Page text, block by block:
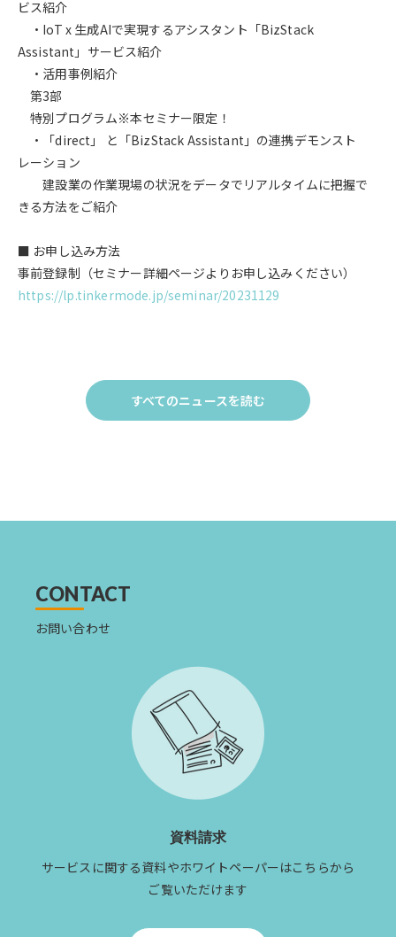
ビス紹介
・IoT x 生成AIで実現するアシスタント「BizStack
Assistant」サービス紹介
・活用事例紹介
第3部
特別プログラム※本セミナー限定！
・「direct」 と「BizStack Assistant」の連携デモンスト
レーション
建設業の作業現場の状況をデータでリアルタイムに把握で
きる方法をご紹介
■ お申し込み方法
事前登録制（セミナー詳細ページよりお申し込みください）
https://lp.tinkermode.jp/seminar/20231129
すべてのニュースを読む
Click
to
CONTACT
お問い合わせ
資料請求
サービスに関する資料やホワイトペーパーはこちらから
ご覧いただけます